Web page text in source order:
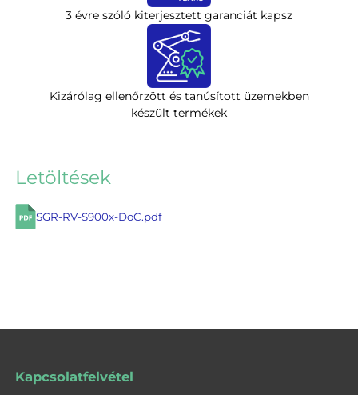
3 évre szóló kiterjesztett garanciát kapsz
Kizárólag ellenőrzött és tanúsított üzemekben
készült termékek
Letöltések
SGR-RV-S900x-DoC.pdf
Kapcsolatfelvétel